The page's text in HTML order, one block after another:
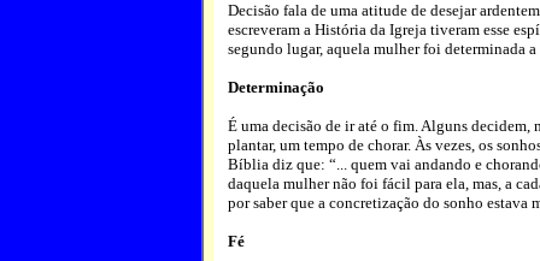
Decisão fala de uma atitude de desejar
escreveram a História da Igreja tiveram esse
segundo lugar, aquela mulher foi determinada a
Determinação
É uma decisão de ir até o fim. Alguns decidem,
plantar, um tempo de chorar. Às vezes, os
Bíblia diz que: “... quem vai andando e
daquela mulher não foi fácil para ela, mas, a
por saber que a concretização do sonho estava
Fé